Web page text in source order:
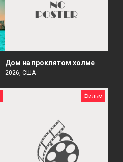
Дом на проклятом холме
2026, США
Фильм